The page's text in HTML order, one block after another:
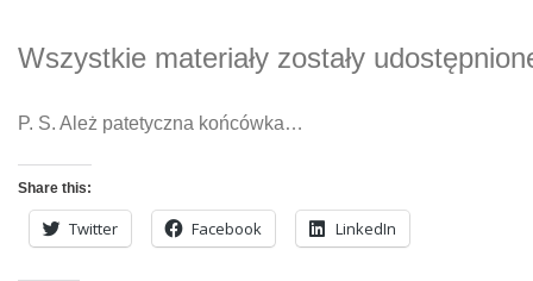
Wszystkie materiały zostały
P. S. Ależ patetyczna końcówka…
Share this:
Twitter Facebook LinkedIn